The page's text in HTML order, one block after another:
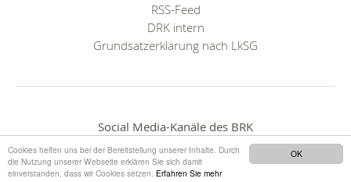
OK
Cookies helfen uns bei der Bereitstellung unserer Inhalte. Durch
die Nutzung unserer Webseite erklären Sie sich damit
einverstanden, dass wir Cookies setzen. Erfahren Sie mehr
RSS-Feed
DRK intern
Grundsatzerklärung nach LkSG
Social Media-Kanäle des BRK